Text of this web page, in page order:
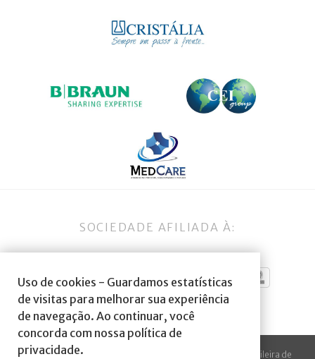
Uso de cookies - Guardamos estatísticas
de visitas para melhorar sua experiência
de navegação. Ao continuar, você
concorda com nossa política de
privacidade.
SOCIEDADE AFILIADA À:
© 2023 Todos os direitos reservados à SBA Sociedade Brasileira de